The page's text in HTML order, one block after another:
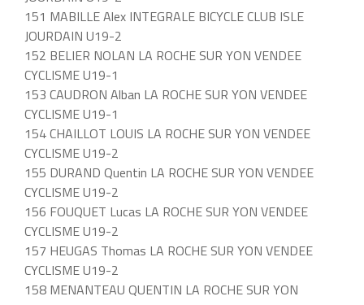
151 MABILLE Alex INTEGRALE BICYCLE CLUB ISLE
JOURDAIN U19-2
152 BELIER NOLAN LA ROCHE SUR YON VENDEE
CYCLISME U19-1
153 CAUDRON Alban LA ROCHE SUR YON VENDEE
CYCLISME U19-1
154 CHAILLOT LOUIS LA ROCHE SUR YON VENDEE
CYCLISME U19-2
155 DURAND Quentin LA ROCHE SUR YON VENDEE
CYCLISME U19-2
156 FOUQUET Lucas LA ROCHE SUR YON VENDEE
CYCLISME U19-2
157 HEUGAS Thomas LA ROCHE SUR YON VENDEE
CYCLISME U19-2
158 MENANTEAU QUENTIN LA ROCHE SUR YON